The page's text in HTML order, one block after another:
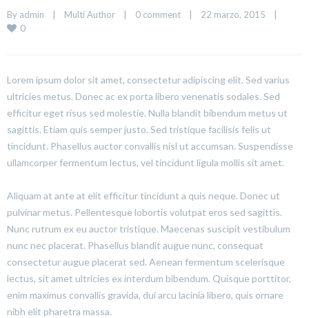
By admin | Multi Author | 0 comment | 22 marzo, 2015 |
0
Lorem ipsum dolor sit amet, consectetur adipiscing elit. Sed varius
ultricies metus. Donec ac ex porta libero venenatis sodales. Sed
efficitur eget risus sed molestie. Nulla blandit bibendum metus ut
sagittis. Etiam quis semper justo. Sed tristique facilisis felis ut
tincidunt. Phasellus auctor convallis nisl ut accumsan. Suspendisse
ullamcorper fermentum lectus, vel tincidunt ligula mollis sit amet.
Aliquam at ante at elit efficitur tincidunt a quis neque. Donec ut
pulvinar metus. Pellentesque lobortis volutpat eros sed sagittis.
Nunc rutrum ex eu auctor tristique. Maecenas suscipit vestibulum
nunc nec placerat. Phasellus blandit augue nunc, consequat
consectetur augue placerat sed. Aenean fermentum scelerisque
lectus, sit amet ultricies ex interdum bibendum. Quisque porttitor,
enim maximus convallis gravida, dui arcu lacinia libero, quis ornare
nibh elit pharetra massa.